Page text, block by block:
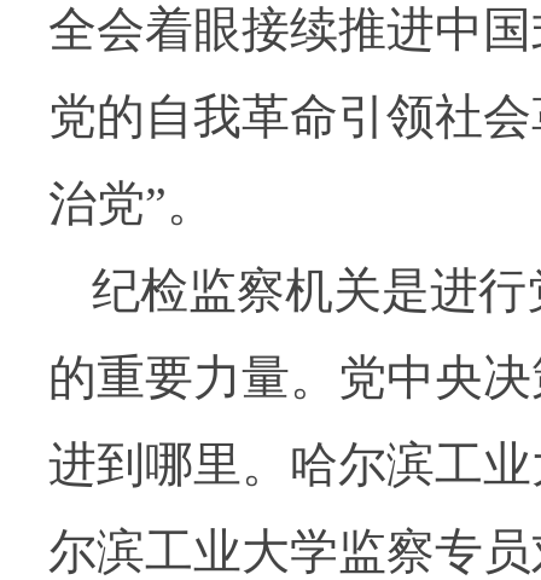
全会着眼接续推进中
党的自我革命引领社
治党”。
纪检监察机关是进
的重要力量。党中央
进到哪里。哈尔滨工
尔滨工业大学监察专